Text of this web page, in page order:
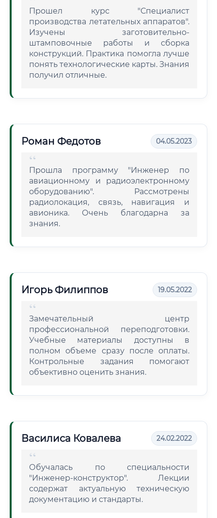
Прошел курс "Специалист
производства летательных аппаратов".
Изучены заготовительно-
штамповочные работы и сборка
конструкций. Практика помогла лучше
понять технологические карты. Знания
получил отличные.
Роман Федотов 04.05.2023
Прошла программу "Инженер по
авиационному и радиоэлектронному
оборудованию". Рассмотрены
радиолокация, связь, навигация и
авионика. Очень благодарна за
знания.
Игорь Филиппов 19.05.2022
Замечательный центр
профессиональной переподготовки.
Учебные материалы доступны в
полном объеме сразу после оплаты.
Контрольные задания помогают
объективно оценить знания.
Василиса Ковалева 24.02.2022
Обучалась по специальности
"Инженер-конструктор". Лекции
содержат актуальную техническую
документацию и стандарты.